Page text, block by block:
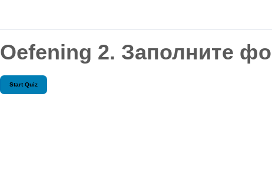
Oefening 2. Заполните